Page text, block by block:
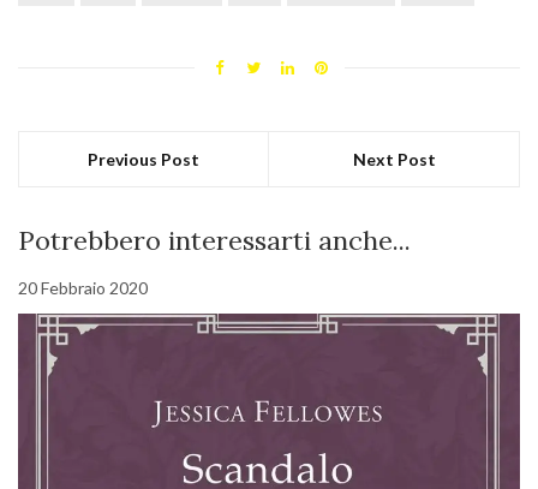
Previous Post Next Post
Potrebbero interessarti anche...
20 Febbraio 2020